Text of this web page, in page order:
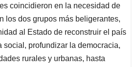
coincidieron en la necesidad de
los dos grupos más beligerantes,
al Estado de reconstruir el país
social, profundizar la democracia,
rurales y urbanas, hasta